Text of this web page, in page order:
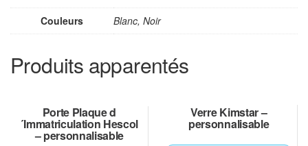
Couleurs Blanc, Noir
Produits apparentés
Porte Plaque d
´Immatriculation Hescol
– personnalisable
Verre Kimstar –
personnalisable